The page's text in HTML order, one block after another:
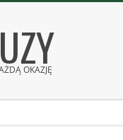
OKAZJĘ